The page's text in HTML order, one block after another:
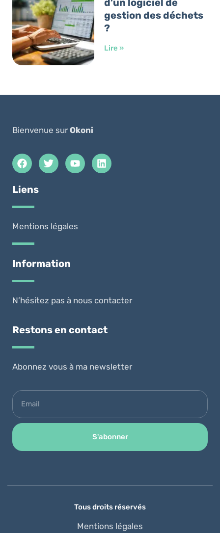
d’un logiciel de
gestion des déchets
?
Lire »
Bienvenue surOkoni
Liens
Mentions légales
Information
N’hésitez pas à nous contacter
Restons en contact
Abonnez vous à ma newsletter
S'abonner
Tous droits réservés
Mentions légales